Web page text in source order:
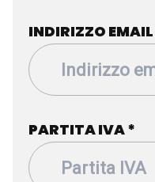
INDIRIZZO
PARTITA IVA*